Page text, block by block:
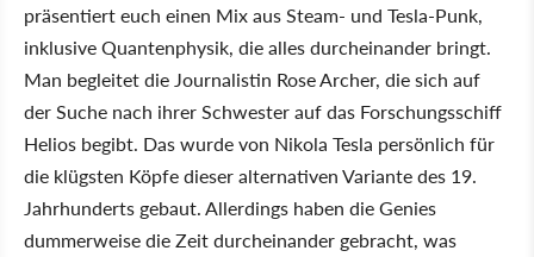
präsentiert euch einen Mix aus Steam- und Tesla-Punk,
inklusive Quantenphysik, die alles durcheinander bringt.
Man begleitet die Journalistin Rose Archer, die sich auf
der Suche nach ihrer Schwester auf das Forschungsschiff
Helios begibt. Das wurde von Nikola Tesla persönlich für
die klügsten Köpfe dieser alternativen Variante des 19.
Jahrhunderts gebaut. Allerdings haben die Genies
dummerweise die Zeit durcheinander gebracht, was